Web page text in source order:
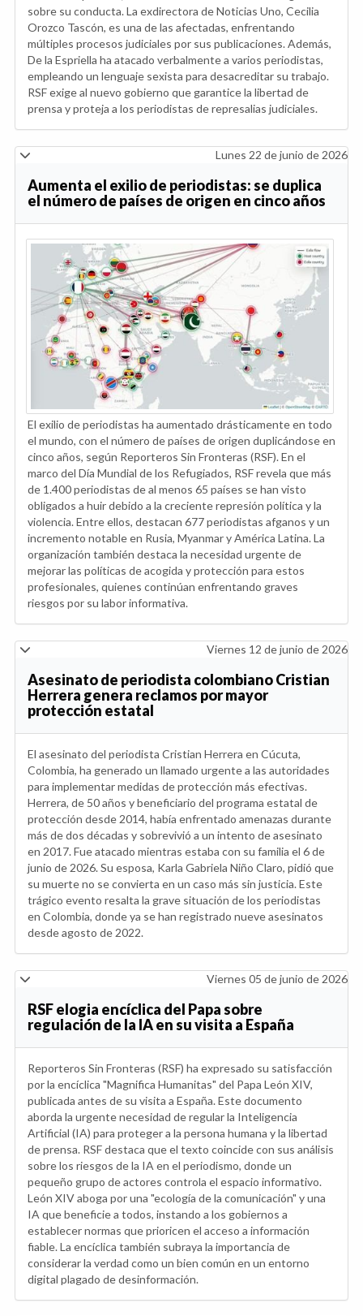
sobre su conducta. La exdirectora de Noticias Uno, Cecilia
Orozco Tascón, es una de las afectadas, enfrentando
múltiples procesos judiciales por sus publicaciones. Además,
De la Espriella ha atacado verbalmente a varios periodistas,
empleando un lenguaje sexista para desacreditar su trabajo.
RSF exige al nuevo gobierno que garantice la libertad de
prensa y proteja a los periodistas de represalias judiciales.
Lunes 22 de junio de 2026
Aumenta el exilio de periodistas: se duplica
el número de países de origen en cinco años
El exilio de periodistas ha aumentado drásticamente en todo
el mundo, con el número de países de origen duplicándose en
cinco años, según Reporteros Sin Fronteras (RSF). En el
marco del Día Mundial de los Refugiados, RSF revela que más
de 1.400 periodistas de al menos 65 países se han visto
obligados a huir debido a la creciente represión política y la
violencia. Entre ellos, destacan 677 periodistas afganos y un
incremento notable en Rusia, Myanmar y América Latina. La
organización también destaca la necesidad urgente de
mejorar las políticas de acogida y protección para estos
profesionales, quienes continúan enfrentando graves
riesgos por su labor informativa.
Viernes 12 de junio de 2026
Asesinato de periodista colombiano Cristian
Herrera genera reclamos por mayor
protección estatal
El asesinato del periodista Cristian Herrera en Cúcuta,
Colombia, ha generado un llamado urgente a las autoridades
para implementar medidas de protección más efectivas.
Herrera, de 50 años y beneficiario del programa estatal de
protección desde 2014, había enfrentado amenazas durante
más de dos décadas y sobrevivió a un intento de asesinato
en 2017. Fue atacado mientras estaba con su familia el 6 de
junio de 2026. Su esposa, Karla Gabriela Niño Claro, pidió que
su muerte no se convierta en un caso más sin justicia. Este
trágico evento resalta la grave situación de los periodistas
en Colombia, donde ya se han registrado nueve asesinatos
desde agosto de 2022.
Viernes 05 de junio de 2026
RSF elogia encíclica del Papa sobre
regulación de la IA en su visita a España
Reporteros Sin Fronteras (RSF) ha expresado su satisfacción
por la encíclica "Magnifica Humanitas" del Papa León XIV,
publicada antes de su visita a España. Este documento
aborda la urgente necesidad de regular la Inteligencia
Artificial (IA) para proteger a la persona humana y la libertad
de prensa. RSF destaca que el texto coincide con sus análisis
sobre los riesgos de la IA en el periodismo, donde un
pequeño grupo de actores controla el espacio informativo.
León XIV aboga por una "ecología de la comunicación" y una
IA que beneficie a todos, instando a los gobiernos a
establecer normas que prioricen el acceso a información
fiable. La encíclica también subraya la importancia de
considerar la verdad como un bien común en un entorno
digital plagado de desinformación.